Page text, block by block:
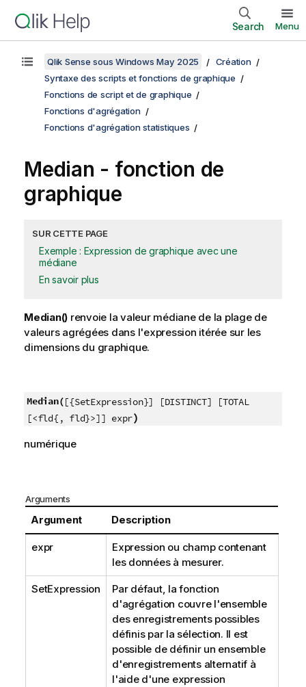
Search Menu
Qlik Sense sous Windows May 2025
Création
Syntaxe des scripts et fonctions de graphique
Fonctions de script et de graphique
Fonctions d'agrégation
Fonctions d'agrégation statistiques
Median - fonction de
graphique
SUR CETTE PAGE
Exemple : Expression de graphique avec une
médiane
En savoir plus
Median() renvoie la valeur médiane de la plage de
valeurs agrégées dans l'expression itérée sur les
dimensions du graphique.
Median([{SetExpression}] [DISTINCT] [TOTAL
[<fld{, fld}>]] expr)
numérique
Arguments
Argument Description
expr
Expression ou champ contenant
les données à mesurer.
SetExpression
Par défaut, la fonction
d'agrégation couvre l'ensemble
des enregistrements possibles
définis par la sélection. Il est
possible de définir un ensemble
d'enregistrements alternatif à
l'aide d'une expression